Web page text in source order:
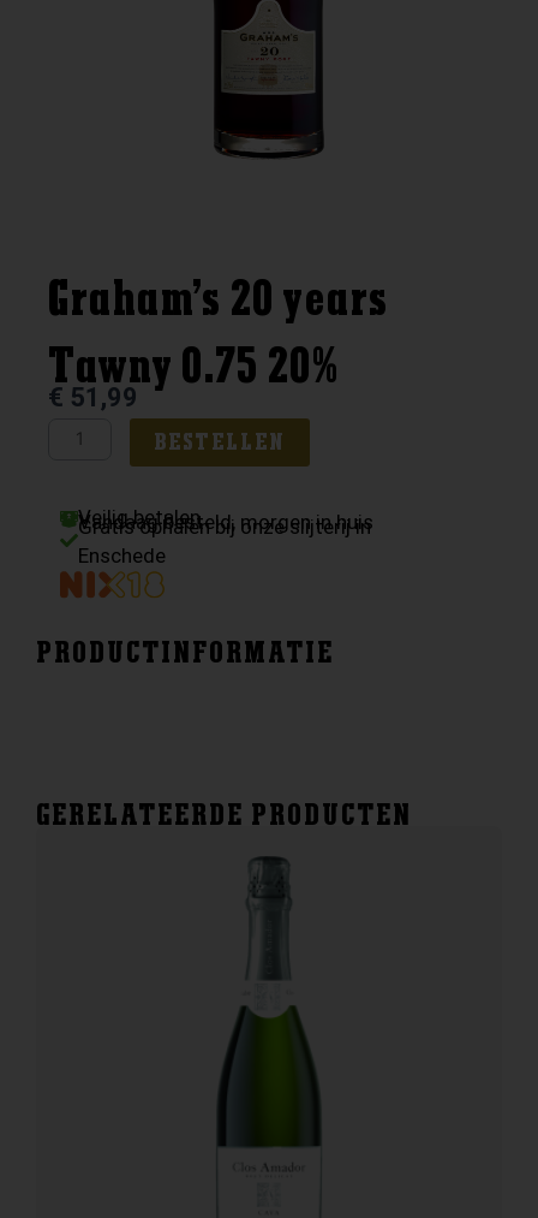
Graham’s 20 years
Tawny 0.75 20%
€ 51,99
Graham's
Tawny
0.75
20%
aantal
BESTELLEN
Veilig betalen
Vandaag besteld, morgen in huis
Gratis ophalen bij onze slijterij in
Enschede
PRODUCTINFORMATIE
GERELATEERDE PRODUCTEN